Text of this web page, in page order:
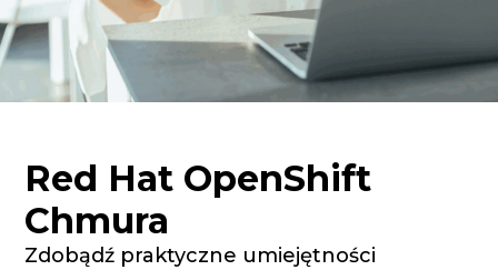
Red Hat OpenShift
Chmura
Zdobądź praktyczne umiejętności